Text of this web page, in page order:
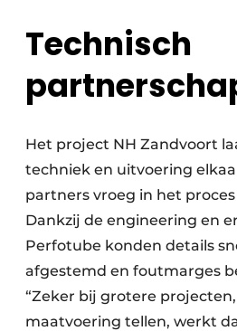
Technisch
Het project NH Zandvoort
techniek en uitvoering
partners vroeg in het
Dankzij de engineering en
Perfotube konden details
afgestemd en foutmarges
“Zeker bij grotere
maatvoering tellen, werkt